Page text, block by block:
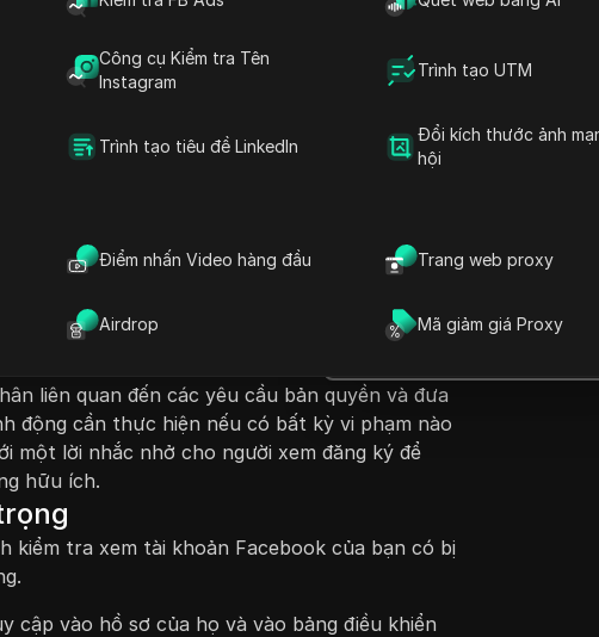
Công cụ Kiểm tra Tên
Instagram
Trình tạo UTM
Trình tạo tiêu đề LinkedIn
Đổi kích thước ảnh
hội
Điểm nhấn Video hàng đầu Trang web proxy
Airdrop Mã giảm giá Proxy
Mở trong ChatGPT
Đặt câu hỏi về trang này
Mở trong Claude
Đặt câu hỏi về trang này
trình minh họa cách kiểm tra xem tài
có bị chặn bóng hay không. Người xem được
trình từng bước, bắt đầu từ việc đăng nhập vào
cho đến việc truy cập vào bảng điều khiển
thuyết trình giải thích cách tìm các khuyến
liên quan đến các yêu cầu bản quyền và đưa
động cần thực hiện nếu có bất kỳ vi phạm nào
một lời nhắc nhở cho người xem đăng ký để
hữu ích.
kiểm tra xem tài khoản Facebook của bạn có bị
cập vào hồ sơ của họ và vào bảng điều khiển